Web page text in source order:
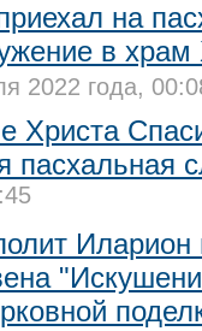
на
в
2022 года,
Христа
пасхальная